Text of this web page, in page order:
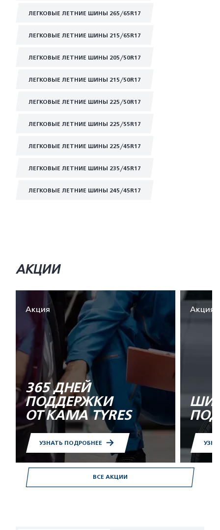
ЛЕГКОВЫЕ ЛЕТНИЕ ШИНЫ 265/65R17
ЛЕГКОВЫЕ ЛЕТНИЕ ШИНЫ 215/65R17
ЛЕГКОВЫЕ ЛЕТНИЕ ШИНЫ 205/50R17
ЛЕГКОВЫЕ ЛЕТНИЕ ШИНЫ 215/50R17
ЛЕГКОВЫЕ ЛЕТНИЕ ШИНЫ 225/50R17
ЛЕГКОВЫЕ ЛЕТНИЕ ШИНЫ 225/55R17
ЛЕГКОВЫЕ ЛЕТНИЕ ШИНЫ 225/45R17
ЛЕГКОВЫЕ ЛЕТНИЕ ШИНЫ 235/45R17
ЛЕГКОВЫЕ ЛЕТНИЕ ШИНЫ 245/45R17
ВСЕ АКЦИИ
АКЦИИ
Акция
365 ДНЕЙ
ПОДДЕРЖКИ
ОТ KAMA TYRES
УЗНАТЬ ПОДРОБНЕЕ
Акция